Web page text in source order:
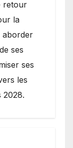
retour
la
aborder
ses
ses
les
2028.